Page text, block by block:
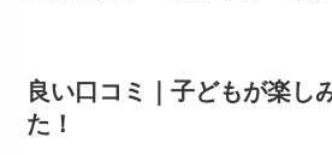
良い口コミ｜子どもが楽し
た！